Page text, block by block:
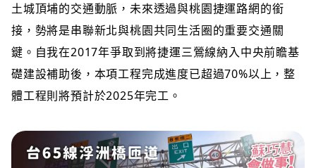
土城頂埔的交通動脈，未來透過與桃園捷運路網的銜
接，勢將是串聯新北與桃園共同生活圈的重要交通關
鍵。自我在2017年爭取到將捷運三鶯線納入中央前瞻基
礎建設補助後，本項工程完成進度已超過70%以上，整
體工程則將預計於2025年完工。